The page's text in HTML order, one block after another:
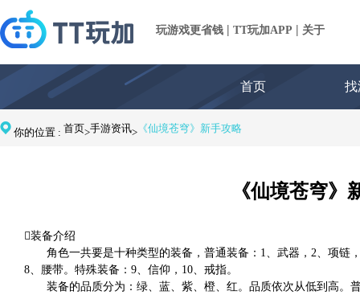
玩游戏更省钱 | TT玩加APP | 关于
首页 找
你的位置 : 首页>手游资讯> 《仙境苍穹》新手攻略
《仙境苍穹》
装备介绍
角色一共要是十种类型的装备，普通装备：1、武器，2、项链
8、腰带。特殊装备：9、信仰，10、戒指。
装备的品质分为：绿、蓝、紫、橙、红。品质依次从低到高。